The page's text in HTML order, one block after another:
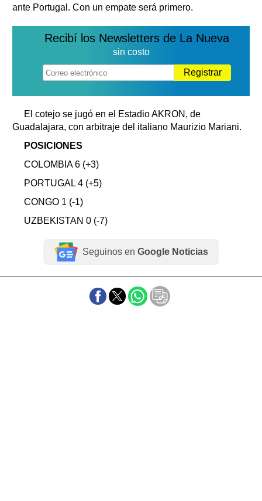
ante Portugal. Con un empate será primero.
Recibí los Newsletters de La Nueva
sin costo
Registrar
El cotejo se jugó en el Estadio AKRON, de
Guadalajara, con arbitraje del italiano Maurizio Mariani.
POSICIONES
COLOMBIA 6 (+3)
PORTUGAL 4 (+5)
CONGO 1 (-1)
UZBEKISTAN 0 (-7)
Seguinos en Google Noticias